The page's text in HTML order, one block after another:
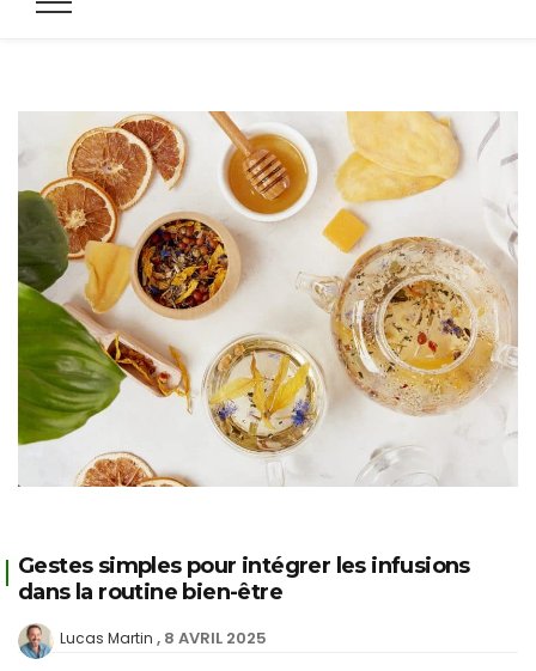
Gestes simples pour intégrer les infusions
dans la routine bien-être
Lucas Martin 8 AVRIL 2025